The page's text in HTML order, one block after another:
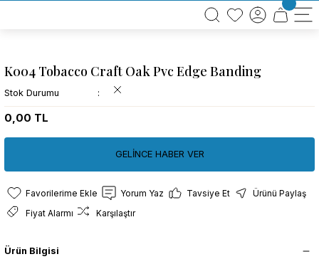
BÜTÜN ALIŞVERİŞLERİNİZDE KARGO BEDAVA!
TÜRKİYE GENELİNDE 10.000 MÜŞTERİ REFERANSI
K004 Tobacco Craft Oak Pvc Edge Banding
Stok Durumu
0,00 TL
GELİNCE HABER VER
Yorum Yaz Tavsiye Et
Ürünü Paylaş
Fiyat Alarmı
Karşılaştır
Ürün Bilgisi